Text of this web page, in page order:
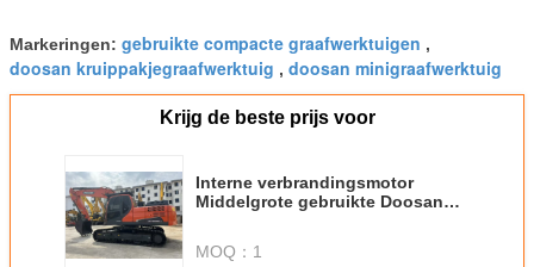
Markeringen: gebruikte compacte graafwerktuigen ,
doosan kruippakjegraafwerktuig , doosan minigraafwerktuig
Krijg de beste prijs voor
Interne verbrandingsmotor
Middelgrote gebruikte Doosan
MOQ： 1